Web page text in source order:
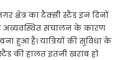
क्षेत्र का टैक्सी स्टैंड इन दिनों
अव्यवस्थित संचालन के कारण
हुआ है। यात्रियों की सुविधा के
की हालत इतनी खराब हो